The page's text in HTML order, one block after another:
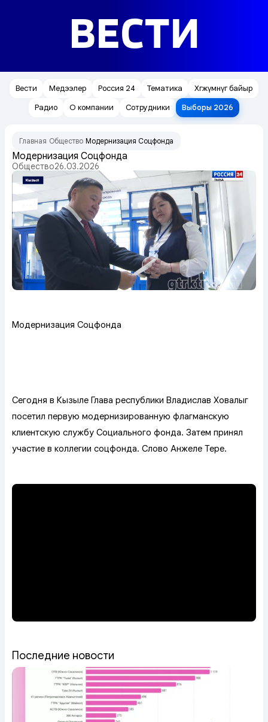
ВЕСТИ
Вести Медээлер Россия 24 Тематика
Хөгжүмнүг байыр
Радио
О компании Сотрудники Выборы 2026
Главная Общество Модернизация Соцфонда
Модернизация Соцфонда
Общество26.03.2026
Модернизация Соцфонда
Сегодня в Кызыле Глава республики Владислав Ховалыг
посетил первую модернизированную флагманскую
клиентскую службу Социального фонда. Затем принял
участие в коллегии соцфонда. Слово Анжеле Тере.
Последние новости